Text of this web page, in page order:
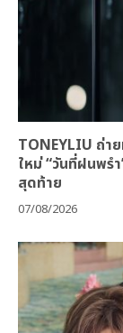
TONEYLIU ถ่า
ใหม่ “วันที่ฝนพร
สุดท้าย
07/08/2026